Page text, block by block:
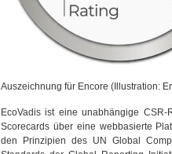
Auszeichnung für Encore (Illustration:
EcoVadis ist eine unabhängige
Scorecards über eine webbasierte
den Prinzipien des UN Global